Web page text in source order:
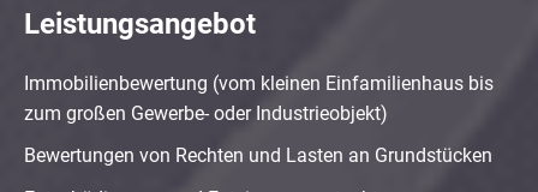
Leistungsangebot
Immobilienbewertung (vom kleinen Einfamilienhaus bis
zum großen Gewerbe- oder Industrieobjekt)
Bewertungen von Rechten und Lasten an Grundstücken